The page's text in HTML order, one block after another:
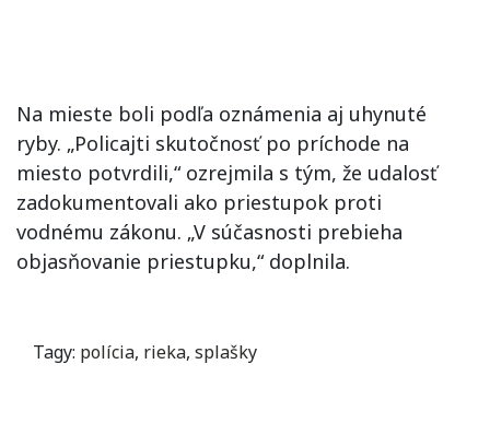
Na mieste boli podľa oznámenia aj uhynuté
ryby. „Policajti skutočnosť po príchode na
miesto potvrdili,“ ozrejmila s tým, že udalosť
zadokumentovali ako priestupok proti
vodnému zákonu. „V súčasnosti prebieha
objasňovanie priestupku,“ doplnila.
Tagy: polícia, rieka, splašky